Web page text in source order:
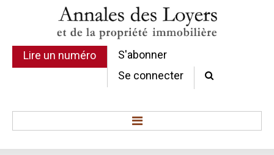
Lire un numéro
S'abonner
Se connecter